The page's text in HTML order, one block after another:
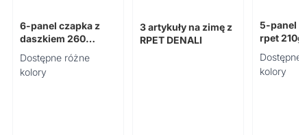
6-panel czapka z
daszkiem 260
BUFFALO
Dostępne różne
kolory
3 artykuły na zimę z
RPET DENALI
5-panel
rpet 210g
Dostępne
kolory